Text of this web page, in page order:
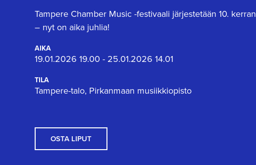
Tampere Chamber Music -festivaali järjestetään 10. kerran
– nyt on aika juhlia!
AIKA
19.01.2026 19.00 - 25.01.2026 14.01
TILA
Tampere-talo, Pirkanmaan musiikkiopisto
OSTA LIPUT